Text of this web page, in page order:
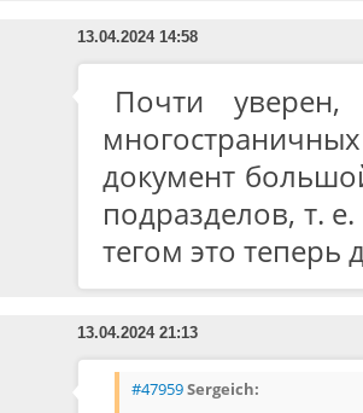
13.04.2024 14:58
Почти
документ
подразделов, т.
тегом это теперь
13.04.2024 21:13
#47959Sergeich: